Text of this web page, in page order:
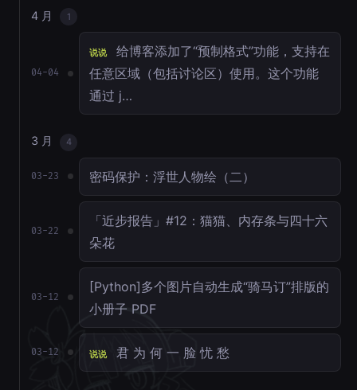
4 月 1
04-04
说说
给博客添加了“预制格式”功能，支持在
任意区域（包括讨论区）使用。这个功能
通过 j…
3 月 4
03-23 密码保护：浮世人物绘（二）
03-22
「近步报告」#12：猫猫、内存条与四十六
朵花
03-12
[Python]多个图片自动生成“骑马订”排版的
小册子 PDF
03-12 说说 君 为 何 一 脸 忧 愁